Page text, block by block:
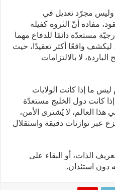
وليس مجرّد تعديل في
مفاده أنّ الثروة كفيلة
مستعدّة دائمًا للدفاع مهما
ليكشف واقعًا أكثر تعقيدًا، حيث
لا بالالتزامات
ما إذا كانت الولايات
كانت دول الخليج مستعدّة
هذا العالم، لا يُشترى الأمن،
عبر توازنات دقيقة واستقلال
الذات، أو البقاء على
دون استئذان.